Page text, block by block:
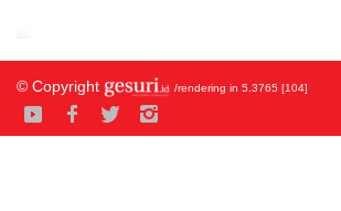
© Copyright /rendering in 5.3765 [104]